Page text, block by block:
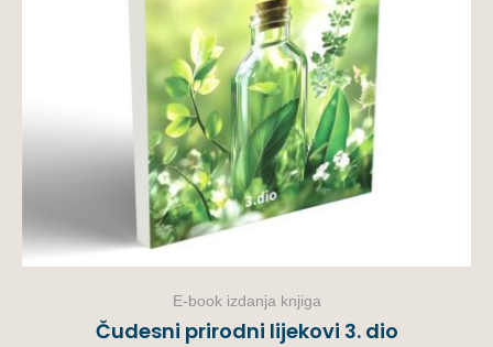
E-book izdanja knjiga
Čudesni prirodni lijekovi 3. dio